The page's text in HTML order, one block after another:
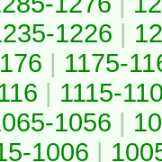
1226 |
| 1175-
| 1115-
1056 |
1006 |